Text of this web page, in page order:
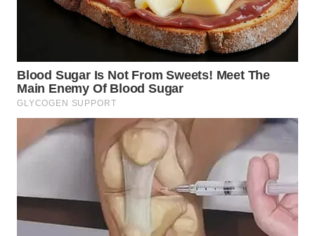
WAHANA
INFRASTRUKTUR
WAHANA
KONSUMEN
WAHANA